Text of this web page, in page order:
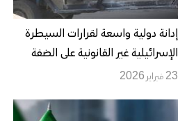
إدانة دولية واسعة لقرارات السيطرة
الإسرائيلية غير القانونية على الضفة
الغربية
23 فبراير 2026